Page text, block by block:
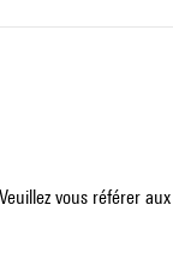
vous référer